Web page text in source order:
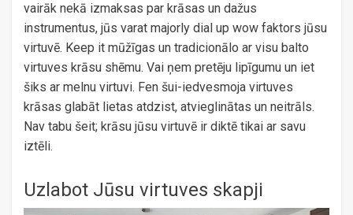
vairāk nekā izmaksas par krāsas un dažus
instrumentus, jūs varat majorly dial up wow faktors jūsu
virtuvē. Keep it mūžīgas un tradicionālo ar visu balto
virtuves krāsu shēmu. Vai ņem pretēju lipīgumu un iet
šiks ar melnu virtuvi. Fen šui-iedvesmoja virtuves
krāsas glabāt lietas atdzist, atvieglinātas un neitrāls.
Nav tabu šeit; krāsu jūsu virtuvē ir diktē tikai ar savu
iztēli.
Uzlabot Jūsu virtuves skapji